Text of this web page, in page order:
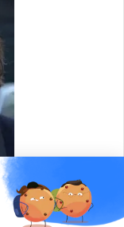
entrepreneuse